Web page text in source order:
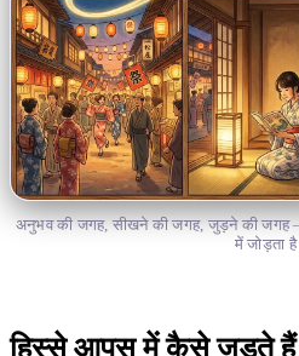
अनुभव की जगह, सीखने की जगह, जुड़ने की जगह —
में जोड़ता
हिस्से आपस में कैसे जुड़ते हैं